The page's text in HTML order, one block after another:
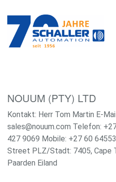
NOUUM (PTY) LTD
Kontakt: Herr Tom Martin E-
sales@nouum.com Telefon:
427 9069 Mobile: +27 60
Street PLZ/Stadt: 7405, Cape
Paarden Eiland